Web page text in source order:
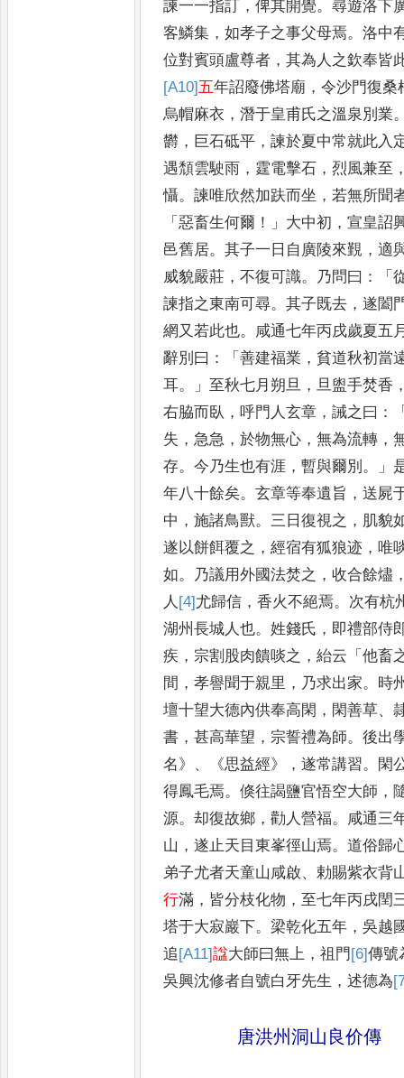
諫一一指訂 ，俾其開覺。尋遊洛下
客鱗集 ，如孝子之事父母焉。洛中
位對賓頭盧尊者 ，其為人之欽奉皆
[A10]五年詔廢佛塔廟 ，令沙門復桑
烏帽麻衣 ，潛于皇甫氏之溫泉別業
欝 ， 巨石砥平 ，諫於夏中常就此入
遇頹雲駛雨 ， 霆電擊石 ，烈風兼至
懾。諫唯欣然加趺而坐 ， 若無所聞
「惡畜生何爾 ！」 大中初 ，宣皇詔
邑舊居。其子一日自 廣陵來覲 ，適
威貌嚴莊 ，不復可識。 乃問曰 ：「
諫指之東南可尋。其子既去 ，遂闔
網又若此也。
咸通七年丙戌歲夏五
辭別曰 ：「善建福業 ，貧道秋初當
耳。」至秋七月朔旦 ， 旦盥手焚香
右脇而臥 ， 呼門人玄章 ，誡之曰 ：
失 ， 急急 ，於物無心 ，無為流轉 ，
存。今乃生也有涯 ，暫與爾別 。」
年八十餘矣。玄章等奉遺旨 ，送屍
中 ，施諸鳥獸。 三日復視之 ， 肌貌
遂以餅餌覆之 ，經宿有狐狼迹 ， 唯
如。 乃議用外國法焚之 ，收合餘燼
人 [4]尤歸信 ，香火不絕焉。 次有杭
湖州長城人也。姓錢氏 ， 即禮部侍
疾 ， 宗割股肉饋啖之 ，紿云 「他畜
間 ，孝譽聞于親里 ， 乃求出家。 時
壇十望大德內供奉高閑 ， 閑善草、
書 ，甚高華望 ， 宗誓禮為師。後出
名》、《思益經》，遂常講習。
閑
得鳳毛焉。倏往謁鹽官悟空大師 ，
源。却復故鄉 ，勸人營福。
咸通三
山 ，遂止天目東峯徑山焉。道俗歸
弟子尤者天童山咸啟、勅賜紫衣背
行滿 ， 皆分枝化物 ，至七年丙戌閏
塔于大寂巖下。梁乾化五年 ，吳越
追[A11]諡大師曰無上 ，祖門[6]傳號
吳興沈修者自號白牙先生 ，述德為
唐洪州洞山良价傳